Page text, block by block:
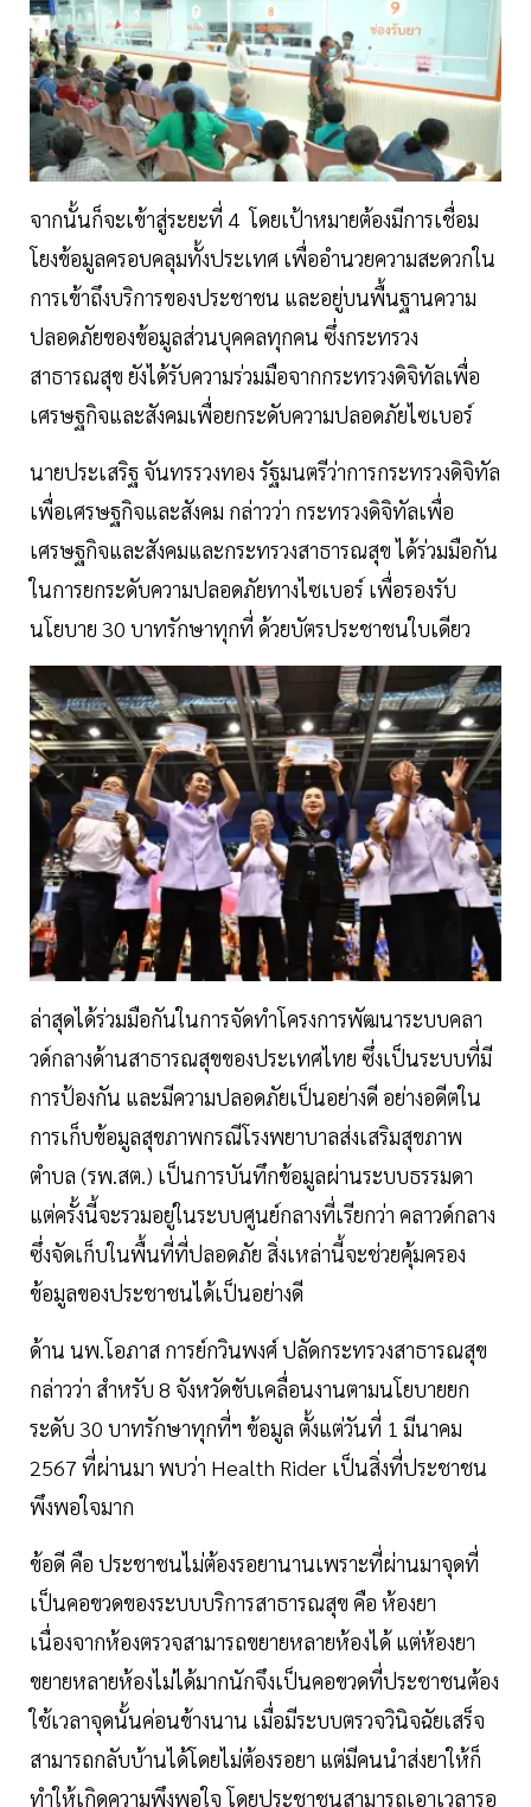
จากนั้นก็จะเข้าสู่ระยะที่ 4 โดยเป้าหมายต้องมีการเชื่อม
โยงข้อมูลครอบคลุมทั้งประเทศ เพื่ออำนวยความสะดวกใน
การเข้าถึงบริการของประชาชน และอยู่บนพื้นฐานความ
ปลอดภัยของข้อมูลส่วนบุคคลทุกคน ซึ่งกระทรวง
สาธารณสุข ยังได้รับความร่วมมือจากกระทรวงดิจิทัลเพื่อ
เศรษฐกิจและสังคมเพื่อยกระดับความปลอดภัยไซเบอร์
นายประเสริฐ จันทรรวงทอง รัฐมนตรีว่าการกระทรวงดิจิทัล
เพื่อเศรษฐกิจและสังคม กล่าวว่า กระทรวงดิจิทัลเพื่อ
เศรษฐกิจและสังคมและกระทรวงสาธารณสุข ได้ร่วมมือกัน
ในการยกระดับความปลอดภัยทางไซเบอร์ เพื่อรองรับ
นโยบาย 30 บาทรักษาทุกที่ ด้วยบัตรประชาชนใบเดียว
ล่าสุดได้ร่วมมือกันในการจัดทำโครงการพัฒนาระบบคลา
วด์กลางด้านสาธารณสุขของประเทศไทย ซึ่งเป็นระบบที่มี
การป้องกัน และมีความปลอดภัยเป็นอย่างดี อย่างอดีตใน
การเก็บข้อมูลสุขภาพกรณีโรงพยาบาลส่งเสริมสุขภาพ
ตำบล (รพ.สต.) เป็นการบันทึกข้อมูลผ่านระบบธรรมดา
แต่ครั้งนี้จะรวมอยู่ในระบบศูนย์กลางที่เรียกว่า คลาวด์กลาง
ซึ่งจัดเก็บในพื้นที่ที่ปลอดภัย สิ่งเหล่านี้จะช่วยคุ้มครอง
ข้อมูลของประชาชนได้เป็นอย่างดี
ด้าน นพ.โอภาส การย์กวินพงศ์ ปลัดกระทรวงสาธารณสุข
กล่าวว่า สำหรับ 8 จังหวัดขับเคลื่อนงานตามนโยบายยก
ระดับ 30 บาทรักษาทุกที่ฯ ข้อมูล ตั้งแต่วันที่ 1 มีนาคม
2567 ที่ผ่านมา พบว่า Health Rider เป็นสิ่งที่ประชาชน
พึงพอใจมาก
ข้อดี คือ ประชาชนไม่ต้องรอยานานเพราะที่ผ่านมาจุดที่
เป็นคอขวดของระบบบริการสาธารณสุข คือ ห้องยา
เนื่องจากห้องตรวจสามารถขยายหลายห้องได้ แต่ห้องยา
ขยายหลายห้องไม่ได้มากนักจึงเป็นคอขวดที่ประชาชนต้อง
ใช้เวลาจุดนั้นค่อนข้างนาน เมื่อมีระบบตรวจวินิจฉัยเสร็จ
สามารถกลับบ้านได้โดยไม่ต้องรอยา แต่มีคนนำส่งยาให้ก็
ทำให้เกิดความพึงพอใจ โดยประชาชนสามารถเอาเวลารอ